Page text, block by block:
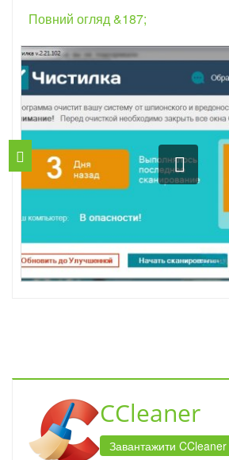
Повний огляд &187;
CCleaner
Завантажити CCleaner